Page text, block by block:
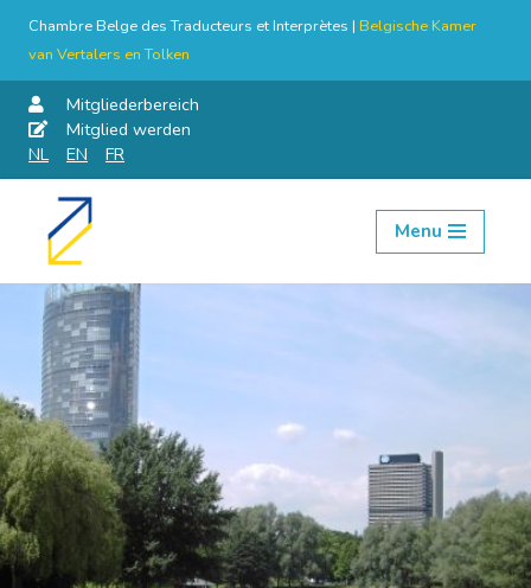
Chambre Belge des Traducteurs et Interprètes | Belgische Kamer
van Vertalers en Tolken
Mitgliederbereich
Mitglied werden
NL
EN FR
Skip
content
Menu